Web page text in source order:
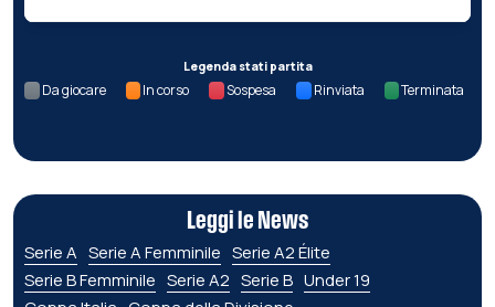
Legenda stati partita
Da giocare In corso Sospesa Rinviata Terminata
Leggi le News
Serie A Serie A Femminile Serie A2 Élite
Serie B Femminile Serie A2 Serie B Under 19